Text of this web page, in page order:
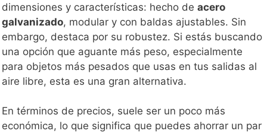
dimensiones y características: hecho de acero
galvanizado, modular y con baldas ajustables. Sin
embargo, destaca por su robustez. Si estás buscando
una opción que aguante más peso, especialmente
para objetos más pesados que usas en tus salidas al
aire libre, esta es una gran alternativa.
En términos de precios, suele ser un poco más
económica, lo que significa que puedes ahorrar un par